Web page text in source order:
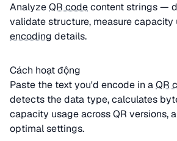
AnalyzeQR codecontent strings —
validate structure, measure capacity
encoding details.
Cách hoạt động
Paste the text you'd encode in aQR
detects the data type, calculates
capacity usage across QR versions,
optimal settings.